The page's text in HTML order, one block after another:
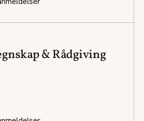
& Rådgiving